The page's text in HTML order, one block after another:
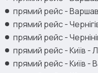
прямий рейс -
прямий рейс -
прямий рейс -
прямий рейс - Київ -
прямий рейс - Київ -